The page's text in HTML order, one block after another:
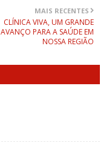
MAIS RECENTES
CLÍNICA VIVA, UM GRANDE
AVANÇO PARA A SAÚDE EM
NOSSA REGIÃO